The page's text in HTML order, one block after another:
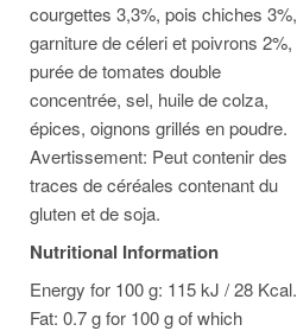
courgettes 3,3%, pois chiches 3%,
garniture de céleri et poivrons 2%,
purée de tomates double
concentrée, sel, huile de colza,
épices, oignons grillés en poudre.
Avertissement: Peut contenir des
traces de céréales contenant du
gluten et de soja.
Nutritional Information
Energy for 100 g: 115 kJ / 28 Kcal.
Fat: 0.7 g for 100 g of which